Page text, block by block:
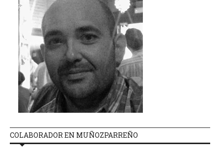
COLABORADOR EN MUÑOZPARREÑO